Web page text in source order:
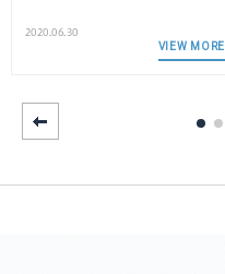
2020.06.30
VIEW MORE